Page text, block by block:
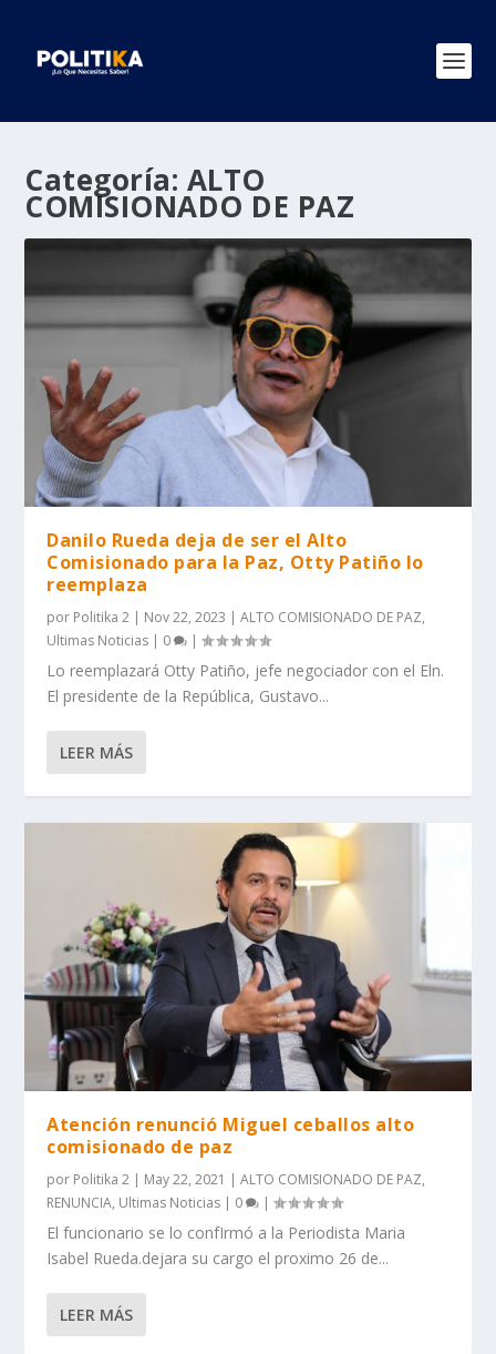
Categoría: ALTO
COMISIONADO DE PAZ
Danilo Rueda deja de ser el Alto
Comisionado para la Paz, Otty Patiño lo
reemplaza
por Politika 2 | Nov 22, 2023 |ALTO COMISIONADO DE PAZ,
Ultimas Noticias | 0 |
Lo reemplazará Otty Patiño, jefe negociador con el Eln.
El presidente de la República, Gustavo...
LEER MÁS
Atención renunció Miguel ceballos alto
comisionado de paz
por Politika 2 | May 22, 2021 |ALTO COMISIONADO DE PAZ,
RENUNCIA, Ultimas Noticias | 0 |
El funcionario se lo confIrmó a la Periodista Maria
Isabel Rueda.dejara su cargo el proximo 26 de...
LEER MÁS